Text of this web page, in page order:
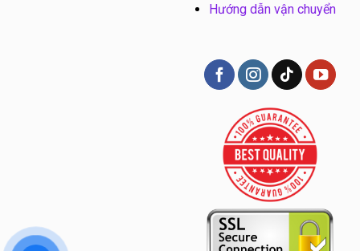
Hướng dẫn vận chuyển